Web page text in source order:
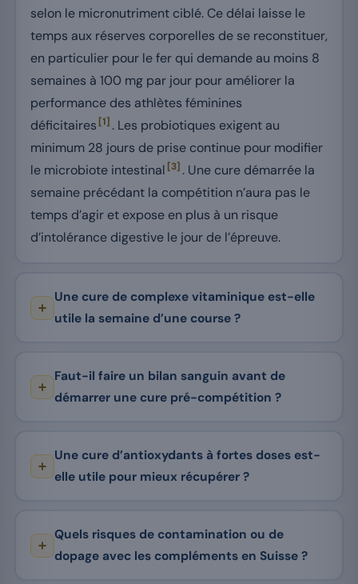
selon le micronutriment ciblé. Ce délai laisse le
temps aux réserves corporelles de se reconstituer,
en particulier pour le fer qui demande au moins 8
semaines à 100 mg par jour pour améliorer la
performance des athlètes féminines
déficitaires [1] . Les probiotiques exigent au
minimum 28 jours de prise continue pour modifier
le microbiote intestinal [3] . Une cure démarrée la
semaine précédant la compétition n’aura pas le
temps d’agir et expose en plus à un risque
d’intolérance digestive le jour de l’épreuve.
Une cure de complexe vitaminique est-elle
utile la semaine d’une course ?
Faut-il faire un bilan sanguin avant de
démarrer une cure pré-compétition ?
Une cure d’antioxydants à fortes doses est-
elle utile pour mieux récupérer ?
Quels risques de contamination ou de
dopage avec les compléments en Suisse ?